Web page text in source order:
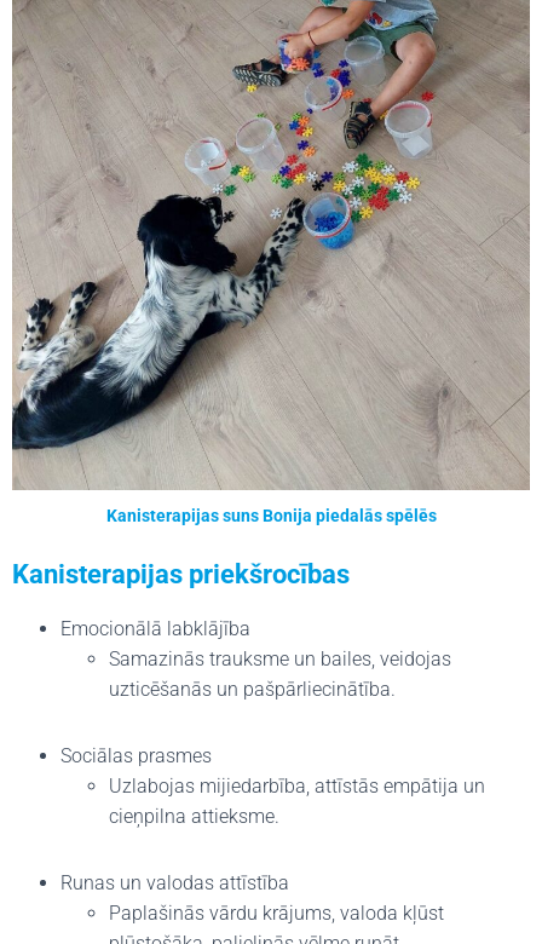
Kanisterapijas suns Bonija piedalās spēlēs
Kanisterapijas priekšrocības
Emocionālā labklājība
Samazinās trauksme un bailes, veidojas
uzticēšanās un pašpārliecinātība.
Sociālas prasmes
Uzlabojas mijiedarbība, attīstās empātija un
cieņpilna attieksme.
Runas un valodas attīstība
Paplašinās vārdu krājums, valoda kļūst